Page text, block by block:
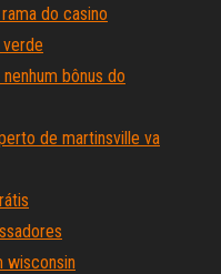
do casino
bônus do
de martinsville va
wisconsin